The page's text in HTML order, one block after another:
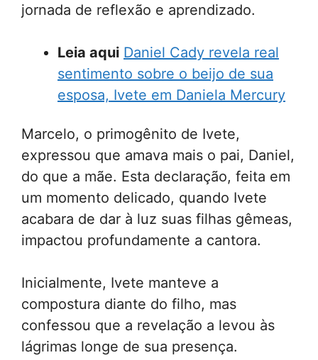
jornada de reflexão e aprendizado.
Leia aqui Daniel Cady revela real
sentimento sobre o beijo de sua
esposa, Ivete em Daniela Mercury
Marcelo, o primogênito de Ivete,
expressou que amava mais o pai, Daniel,
do que a mãe. Esta declaração, feita em
um momento delicado, quando Ivete
acabara de dar à luz suas filhas gêmeas,
impactou profundamente a cantora.
Inicialmente, Ivete manteve a
compostura diante do filho, mas
confessou que a revelação a levou às
lágrimas longe de sua presença.